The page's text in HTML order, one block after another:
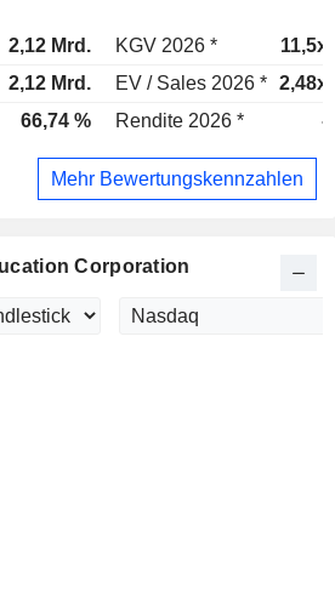
2,12 Mrd. KGV 2026 *
11,5x
2,12 Mrd. EV / Sales 2026 * 2,48x
66,74 % Rendite 2026 * -
Mehr Bewertungskennzahlen
Corporation